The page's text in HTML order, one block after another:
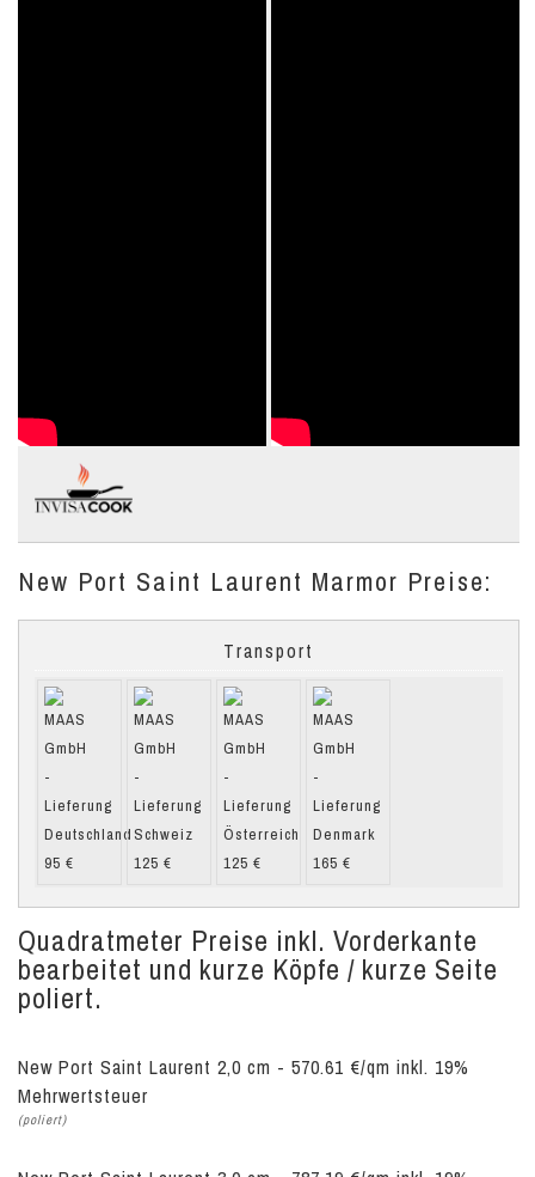
New Port Saint Laurent Marmor Preise:
Transport
Quadratmeter Preise inkl. Vorderkante
bearbeitet und kurze Köpfe / kurze Seite
poliert.
New Port Saint Laurent 2,0 cm - 570.61 €/qm inkl. 19%
Mehrwertsteuer
(poliert)